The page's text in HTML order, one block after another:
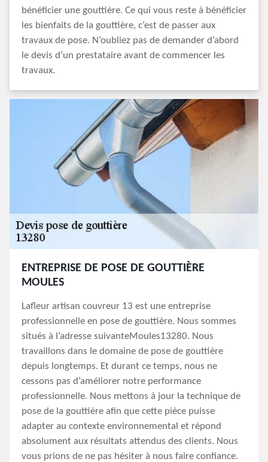
bénéficier une gouttière. Ce qui vous reste à bénéficier
les bienfaits de la gouttière, c’est de passer aux
travaux de pose. N’oubliez pas de demander d’abord
le devis d’un prestataire avant de commencer les
travaux.
ENTREPRISE DE POSE DE GOUTTIÈRE
MOULES
Lafleur artisan couvreur 13 est une entreprise
professionnelle en pose de gouttière. Nous sommes
situés à l’adresse suivanteMoules13280. Nous
travaillons dans le domaine de pose de gouttière
depuis longtemps. Et durant ce temps, nous ne
cessons pas d’améliorer notre performance
professionnelle. Nous mettons à jour la technique de
pose de la gouttière afin que cette pièce puisse
adapter au contexte environnemental et répond
absolument aux résultats attendus des clients. Nous
vous prions de ne pas hésiter à nous faire confiance.